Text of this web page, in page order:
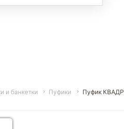
и банкетки Пуфики Пуфик